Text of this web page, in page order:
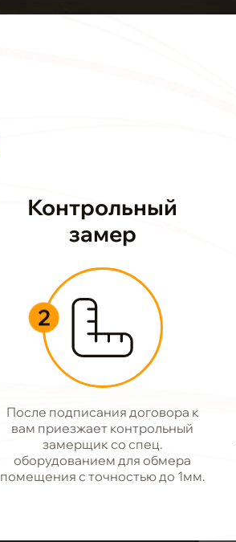
Контрольный
замер
2
После подписания договора к
вам приезжает контрольный
замерщик со спец.
оборудованием для обмера
помещения с точностью до 1мм.